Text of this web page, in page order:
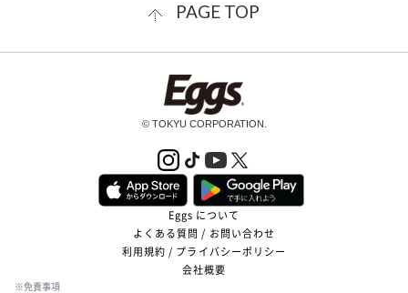
PAGE TOP
© TOKYU CORPORATION.
Eggs について
よくある質問 / お問い合わせ
利用規約 / プライバシーポリシー
会社概要
※免責事項